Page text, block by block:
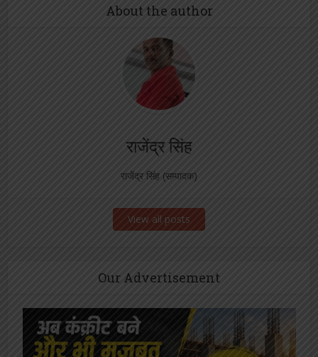
About the author
राजेंद्र सिंह
राजेंद्र सिंह (सम्पादक)
View all posts
Our Advertisement